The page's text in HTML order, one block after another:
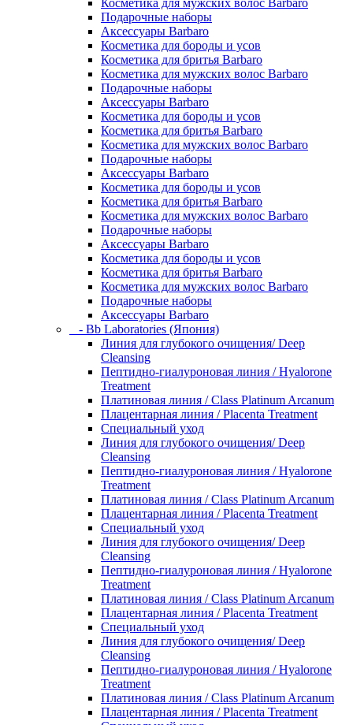
Косметика для мужских волос Barbaro
Подарочные наборы
Аксессуары Barbaro
Косметика для бороды и усов
Косметика для бритья Barbaro
Косметика для мужских волос Barbaro
Подарочные наборы
Аксессуары Barbaro
Косметика для бороды и усов
Косметика для бритья Barbaro
Косметика для мужских волос Barbaro
Подарочные наборы
Аксессуары Barbaro
Косметика для бороды и усов
Косметика для бритья Barbaro
Косметика для мужских волос Barbaro
Подарочные наборы
Аксессуары Barbaro
Косметика для бороды и усов
Косметика для бритья Barbaro
Косметика для мужских волос Barbaro
Подарочные наборы
Аксессуары Barbaro
- Bb Laboratories (Япония)
Линия для глубокого очищения/ Deep
Cleansing
Пептидно-гиалуроновая линия / Hyalorone
Treatment
Платиновая линия / Class Platinum Arcanum
Плацентарная линия / Placenta Treatment
Специальный уход
Линия для глубокого очищения/ Deep
Cleansing
Пептидно-гиалуроновая линия / Hyalorone
Treatment
Платиновая линия / Class Platinum Arcanum
Плацентарная линия / Placenta Treatment
Специальный уход
Линия для глубокого очищения/ Deep
Cleansing
Пептидно-гиалуроновая линия / Hyalorone
Treatment
Платиновая линия / Class Platinum Arcanum
Плацентарная линия / Placenta Treatment
Специальный уход
Линия для глубокого очищения/ Deep
Cleansing
Пептидно-гиалуроновая линия / Hyalorone
Treatment
Платиновая линия / Class Platinum Arcanum
Плацентарная линия / Placenta Treatment